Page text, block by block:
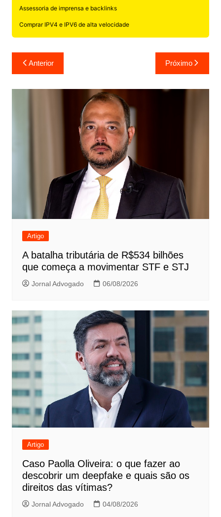
Assessoria de imprensa e backlinks
Comprar IPV4 e IPV6 de alta velocidade
Navegação
de
Post
Anterior Próximo
Artigo
A batalha tributária de R$534 bilhões
que começa a movimentar STF e STJ
Jornal Advogado 06/08/2026
Artigo
Caso Paolla Oliveira: o que fazer ao
descobrir um deepfake e quais são os
direitos das vítimas?
Jornal Advogado 04/08/2026